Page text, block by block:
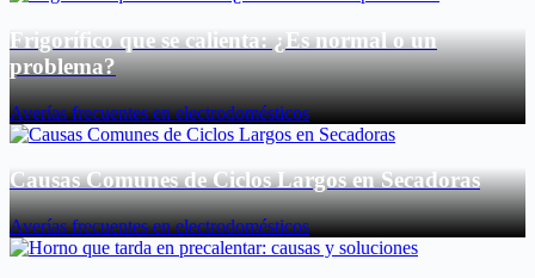
Frigorífico que se calienta: ¿Es normal o un
problema?
Averías frecuentes en electrodomésticos
Causas Comunes de Ciclos Largos en Secadoras
Averías frecuentes en electrodomésticos